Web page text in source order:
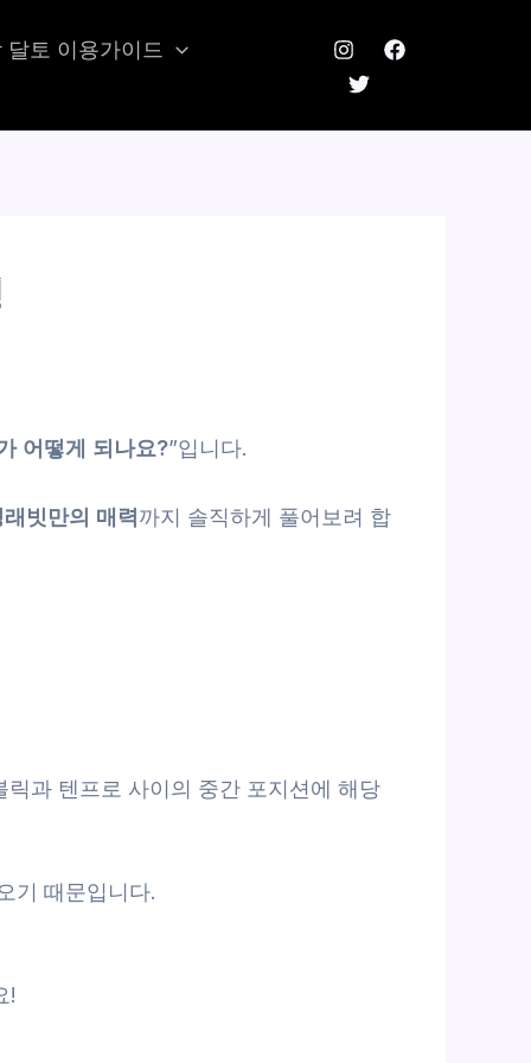
달토 이용가이드
어떻게 되나요?”입니다.
빗만의 매력 까지 솔직하게 풀어보려 합
릭과 텐프로 사이의 중간 포지션에 해당
기 때문입니다.
!